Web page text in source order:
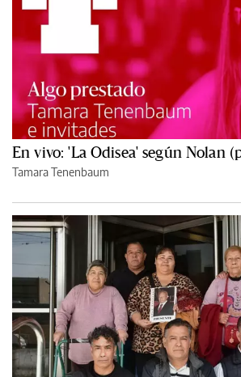
En vivo: 'La Odisea' según Nolan
Tamara Tenenbaum